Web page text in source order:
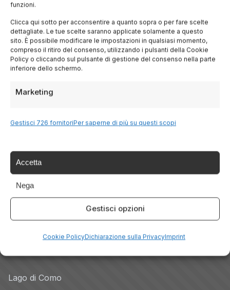
funzioni.
Clicca qui sotto per acconsentire a quanto sopra o per fare scelte
dettagliate. Le tue scelte saranno applicate solamente a questo
sito. È possibile modificare le impostazioni in qualsiasi momento,
compreso il ritiro del consenso, utilizzando i pulsanti della Cookie
Policy o cliccando sul pulsante di gestione del consenso nella parte
inferiore dello schermo.
Marketing
Gestisci 726 fornitoriPer saperne di più su questi scopi
Accetta
Nega
Gestisci opzioni
Cookie PolicyDichiarazione sulla PrivacyImprint
Lombardia
Trentino
Piemonte
Liguria
Sardegna
Tutte le Regioni →
Destinazioni
Lago di Garda
Lago di Como